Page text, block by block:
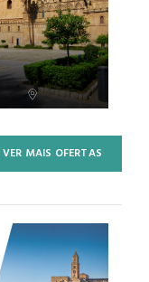
VER MAIS OFERTAS